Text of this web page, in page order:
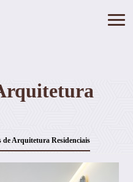
de Arquitetura Residenciais